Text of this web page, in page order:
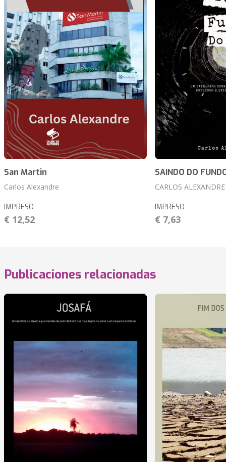
San Martin
Carlos Alexandre
IMPRESO
€ 12,52
SAINDO DO
CARLOS ALEXANDRE
IMPRESO
€ 7,63
Publicaciones relacionadas